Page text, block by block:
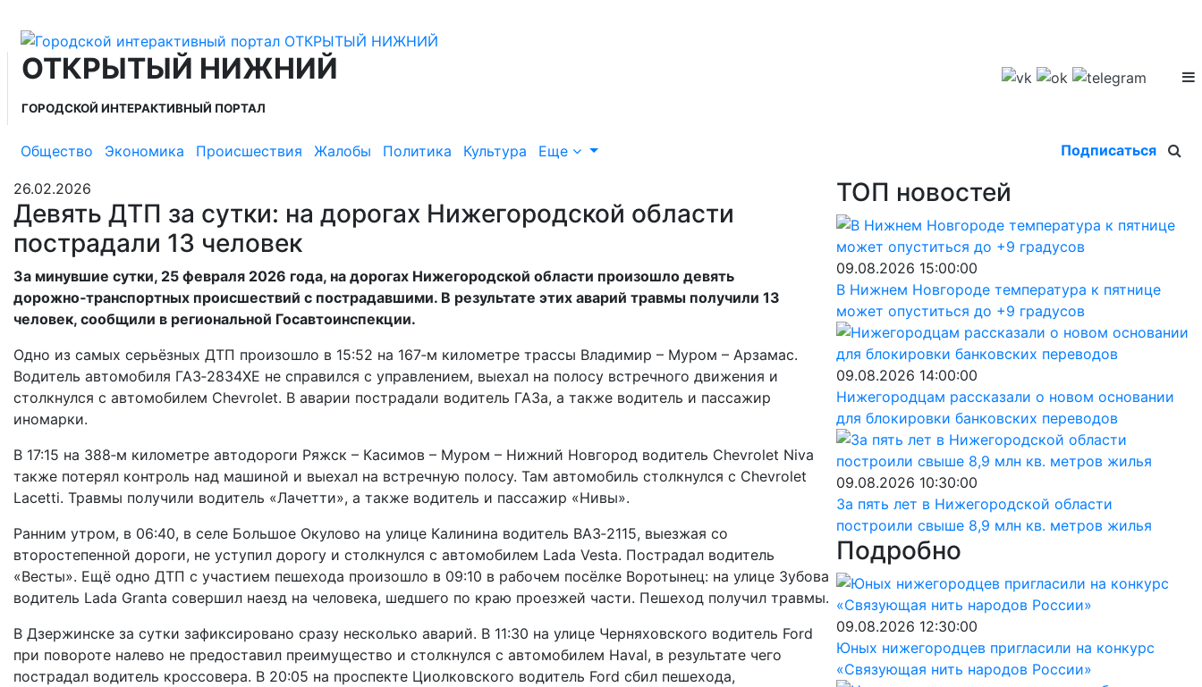
ОТКРЫТЫЙ НИЖНИЙ
ГОРОДСКОЙ ИНТЕРАКТИВНЫЙ ПОРТАЛ
Общество Экономика Происшествия Жалобы Политика Культура Еще Подписаться
26.02.2026
Девять ДТП за сутки: на дорогах Нижегородской области
пострадали 13 человек
За минувшие сутки, 25 февраля 2026 года, на дорогах Нижегородской области произошло девять
дорожно‑транспортных происшествий с пострадавшими. В результате этих аварий травмы получили 13
человек, сообщили в региональной Госавтоинспекции.
Одно из самых серьёзных ДТП произошло в 15:52 на 167‑м километре трассы Владимир – Муром – Арзамас.
Водитель автомобиля ГАЗ‑2834ХЕ не справился с управлением, выехал на полосу встречного движения и
столкнулся с автомобилем Chevrolet. В аварии пострадали водитель ГАЗа, а также водитель и пассажир
иномарки.
В 17:15 на 388‑м километре автодороги Ряжск – Касимов – Муром – Нижний Новгород водитель Chevrolet Niva
также потерял контроль над машиной и выехал на встречную полосу. Там автомобиль столкнулся с Chevrolet
Lacetti. Травмы получили водитель «Лачетти», а также водитель и пассажир «Нивы».
Ранним утром, в 06:40, в селе Большое Окулово на улице Калинина водитель ВАЗ‑2115, выезжая со
второстепенной дороги, не уступил дорогу и столкнулся с автомобилем Lada Vesta. Пострадал водитель
«Весты». Ещё одно ДТП с участием пешехода произошло в 09:10 в рабочем посёлке Воротынец: на улице Зубова
водитель Lada Granta совершил наезд на человека, шедшего по краю проезжей части. Пешеход получил травмы.
В Дзержинске за сутки зафиксировано сразу несколько аварий. В 11:30 на улице Черняховского водитель Ford
при повороте налево не предоставил преимущество и столкнулся с автомобилем Haval, в результате чего
пострадал водитель кроссовера. В 20:05 на проспекте Циолковского водитель Ford сбил пешехода,
ТОП новостей
09.08.2026 15:00:00
В Нижнем Новгороде температура к пятнице
может опуститься до +9 градусов
09.08.2026 14:00:00
Нижегородцам рассказали о новом основании
для блокировки банковских переводов
09.08.2026 10:30:00
За пять лет в Нижегородской области
построили свыше 8,9 млн кв. метров жилья
Подробно
09.08.2026 12:30:00
Юных нижегородцев пригласили на конкурс
«Связующая нить народов России»